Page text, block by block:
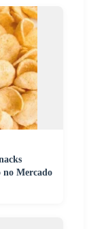
no Mercado